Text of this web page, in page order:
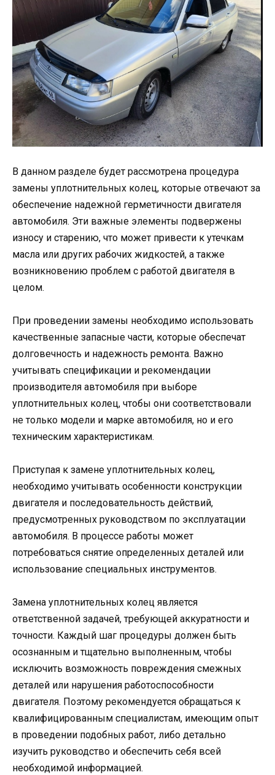
В данном разделе будет рассмотрена процедура
замены уплотнительных колец, которые отвечают за
обеспечение надежной герметичности двигателя
автомобиля. Эти важные элементы подвержены
износу и старению, что может привести к утечкам
масла или других рабочих жидкостей, а также
возникновению проблем с работой двигателя в
целом.
При проведении замены необходимо использовать
качественные запасные части, которые обеспечат
долговечность и надежность ремонта. Важно
учитывать спецификации и рекомендации
производителя автомобиля при выборе
уплотнительных колец, чтобы они соответствовали
не только модели и марке автомобиля, но и его
техническим характеристикам.
Приступая к замене уплотнительных колец,
необходимо учитывать особенности конструкции
двигателя и последовательность действий,
предусмотренных руководством по эксплуатации
автомобиля. В процессе работы может
потребоваться снятие определенных деталей или
использование специальных инструментов.
Замена уплотнительных колец является
ответственной задачей, требующей аккуратности и
точности. Каждый шаг процедуры должен быть
осознанным и тщательно выполненным, чтобы
исключить возможность повреждения смежных
деталей или нарушения работоспособности
двигателя. Поэтому рекомендуется обращаться к
квалифицированным специалистам, имеющим опыт
в проведении подобных работ, либо детально
изучить руководство и обеспечить себя всей
необходимой информацией.